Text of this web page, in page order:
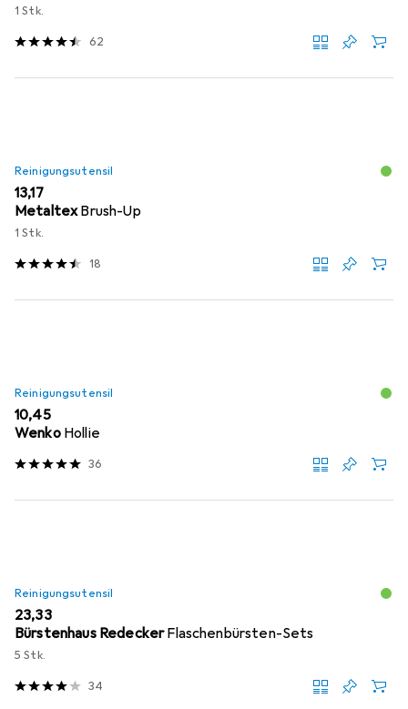
1 Stk.
62
Reinigungsutensil
EUR
13,17
MetaltexBrush-Up
1 Stk.
18
Reinigungsutensil
EUR
10,45
Wenko Hollie
36
Reinigungsutensil
EUR
23,33
Bürstenhaus RedeckerFlaschenbürsten-Sets
5 Stk.
34